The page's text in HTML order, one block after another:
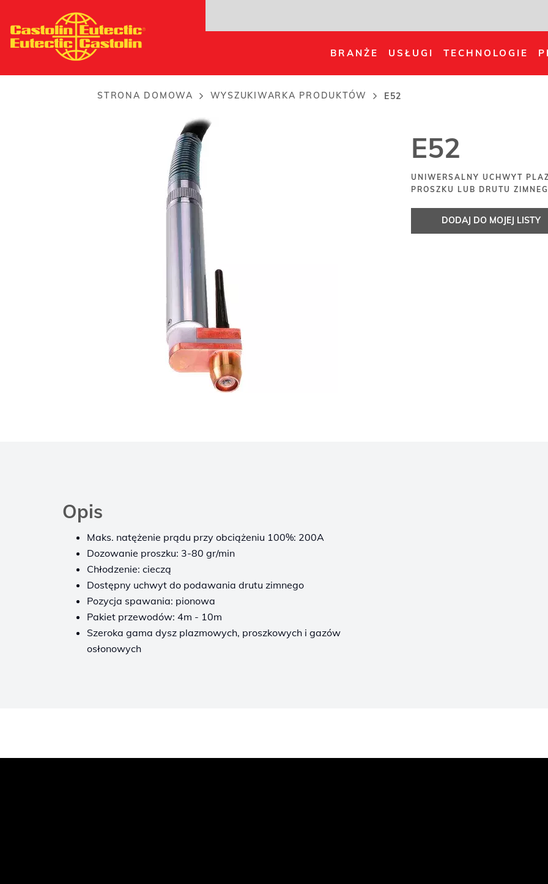
do
treści
BRANŻE USŁUGI TECHNOLOGIE
E52
Uniwersalny uchwyt plazmowy maszynowy do...
STRONA DOMOWA WYSZUKIWARKA PRODUKTÓW E52
E52
UNIWERSALNY UCHWYT
PROSZKU LUB DRUTU
DODAJ DO MOJEJ LISTY
Opis
Maks. natężenie prądu przy obciążeniu 100%: 200A
Dozowanie proszku: 3-80 gr/min
Chłodzenie: cieczą
Dostępny uchwyt do podawania drutu zimnego
Pozycja spawania: pionowa
Pakiet przewodów: 4m - 10m
Szeroka gama dysz plazmowych, proszkowych i gazów
osłonowych